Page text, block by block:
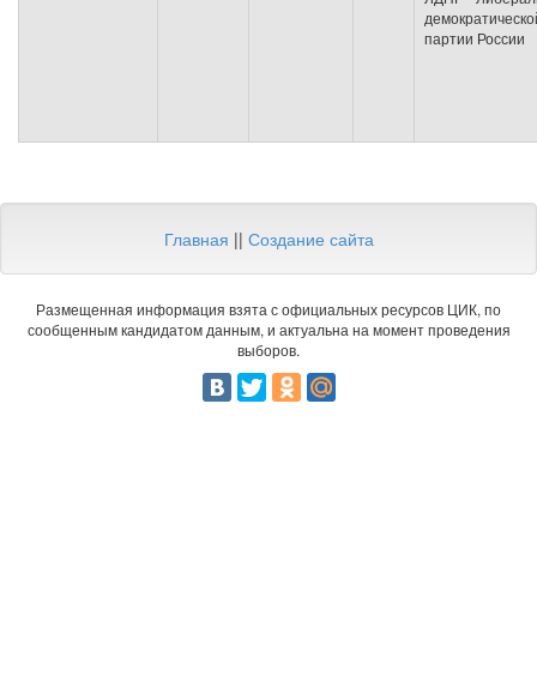
партии России
Главная || Создание сайта
Размещенная информация взята с официальных ресурсов ЦИК, по
сообщенным кандидатом данным, и актуальна на момент проведения
выборов.